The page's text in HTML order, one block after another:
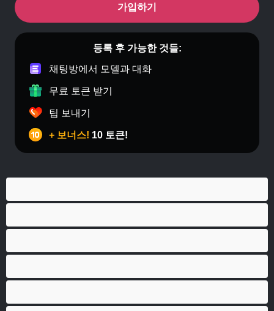
가입하기
등록 후 가능한 것들:
채팅방에서 모델과 대화
무료 토큰 받기
팁 보내기
+ 보너스! 10 토큰!